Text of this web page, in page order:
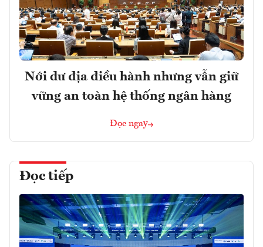
Nới dư địa điều hành nhưng vẫn giữ
vững an toàn hệ thống ngân hàng
Đọc ngay
Đọc tiếp